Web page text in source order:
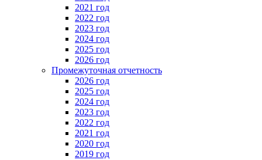
2021 год
2022 год
2023 год
2024 год
2025 год
2026 год
Промежуточная отчетность
2026 год
2025 год
2024 год
2023 год
2022 год
2021 год
2020 год
2019 год